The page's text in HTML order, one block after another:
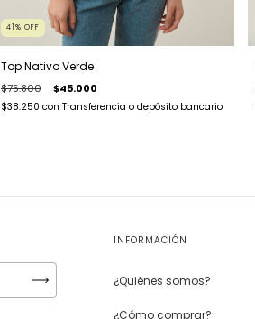
41 % OFF
Top Nativo Verde
$75.800 $45.000
$38.250 con Transferencia o depósito bancario
INFORMACIÓN
¿Quiénes somos?
¿Cómo comprar?